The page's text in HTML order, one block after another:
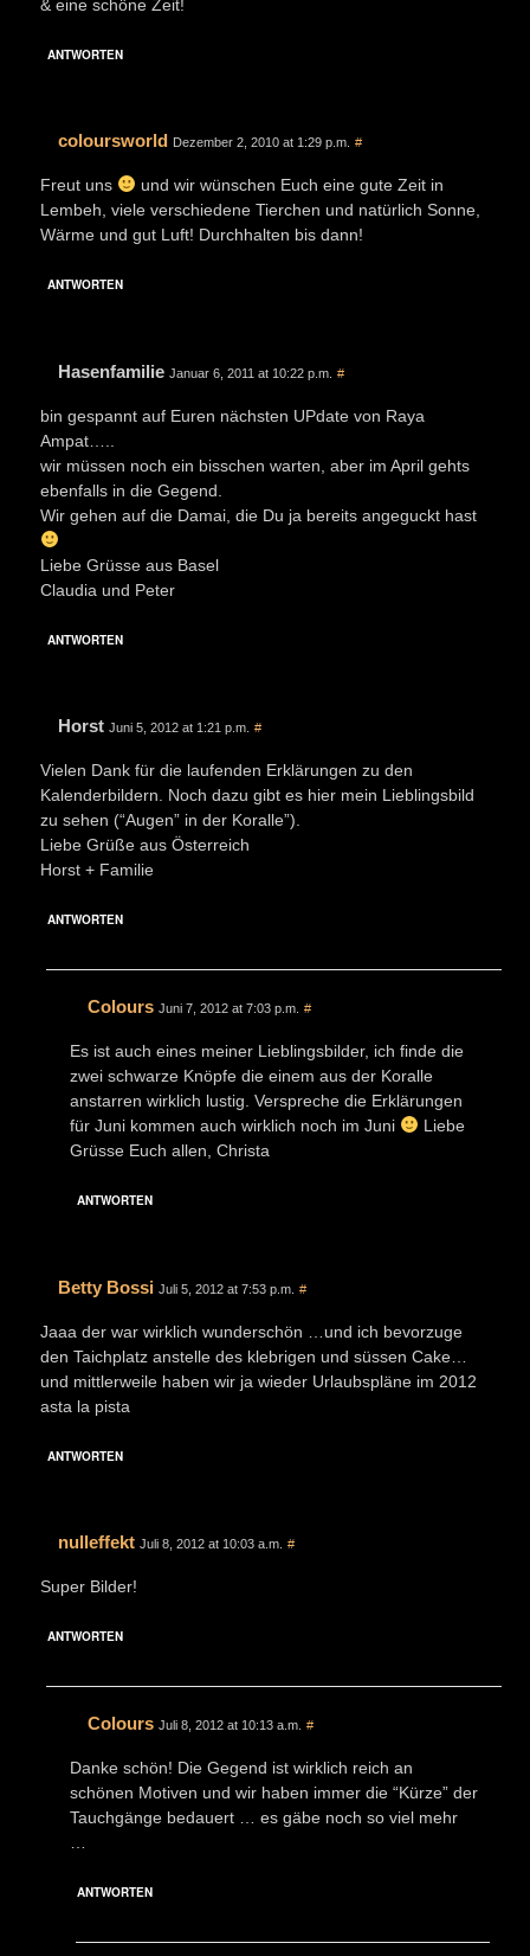
& eine schöne Zeit!
ANTWORTEN
coloursworld Dezember 2, 2010 at 1:29 p.m. #
Freut uns
und wir wünschen Euch eine gute Zeit in
Lembeh, viele verschiedene Tierchen und natürlich Sonne,
Wärme und gut Luft! Durchhalten bis dann!
ANTWORTEN
Hasenfamilie Januar 6, 2011 at 10:22 p.m. #
bin gespannt auf Euren nächsten UPdate von Raya
Ampat…..
wir müssen noch ein bisschen warten, aber im April gehts
ebenfalls in die Gegend.
Wir gehen auf die Damai, die Du ja bereits angeguckt hast
Liebe Grüsse aus Basel
Claudia und Peter
ANTWORTEN
Horst Juni 5, 2012 at 1:21 p.m. #
Vielen Dank für die laufenden Erklärungen zu den
Kalenderbildern. Noch dazu gibt es hier mein Lieblingsbild
zu sehen (“Augen” in der Koralle”).
Liebe Grüße aus Österreich
Horst + Familie
ANTWORTEN
Colours Juni 7, 2012 at 7:03 p.m. #
Es ist auch eines meiner Lieblingsbilder, ich finde die
zwei schwarze Knöpfe die einem aus der Koralle
anstarren wirklich lustig. Verspreche die Erklärungen
für Juni kommen auch wirklich noch im Juni
Liebe
Grüsse Euch allen, Christa
ANTWORTEN
Betty Bossi Juli 5, 2012 at 7:53 p.m. #
Jaaa der war wirklich wunderschön …und ich bevorzuge
den Taichplatz anstelle des klebrigen und süssen Cake…
und mittlerweile haben wir ja wieder Urlaubspläne im 2012
asta la pista
ANTWORTEN
nulleffekt Juli 8, 2012 at 10:03 a.m. #
Super Bilder!
ANTWORTEN
Colours Juli 8, 2012 at 10:13 a.m. #
Danke schön! Die Gegend ist wirklich reich an
schönen Motiven und wir haben immer die “Kürze” der
Tauchgänge bedauert … es gäbe noch so viel mehr
ANTWORTEN